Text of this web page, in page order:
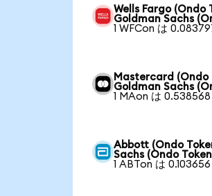
Wells Fargo (Ondo
Goldman Sachs
1 WFCon は
Mastercard (Ondo
Goldman Sachs
1 MAon は 0.538568
Abbott (Ondo
Sachs (Ondo
1 ABTon は